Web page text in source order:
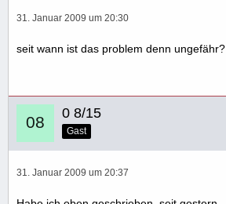
31. Januar 2009 um 20:30
seit wann ist das problem denn ungefähr?
0 8/15
Gast
31. Januar 2009 um 20:37